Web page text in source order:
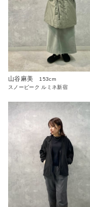
山谷麻美
153cm
スノーピーク ルミネ新宿